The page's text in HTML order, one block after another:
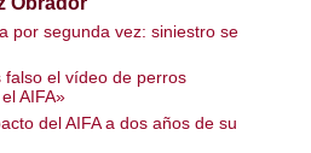
por segunda vez: siniestro se
falso el vídeo de perros
AIFA»
del AIFA a dos años de su